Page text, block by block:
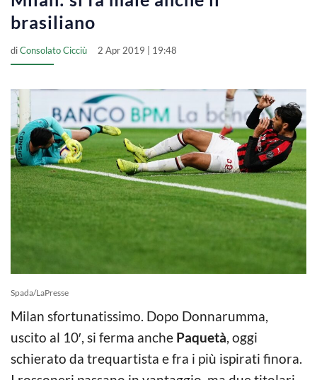
brasiliano
diConsolato Cicciù 2 Apr 2019 | 19:48
Spada/LaPresse
Milan sfortunatissimo. Dopo Donnarumma,
uscito al 10′, si ferma anche Paquetà, oggi
schierato da trequartista e fra i più ispirati finora.